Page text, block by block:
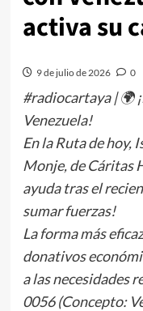
activa su
9 de julio de 2026 0
#radiocartaya | 🌍
Venezuela!
En la Ruta de hoy,
Monje, de Cáritas
ayuda tras el
sumar fuerzas!
La forma más
donativos
a las necesidades
0056 (Concepto: